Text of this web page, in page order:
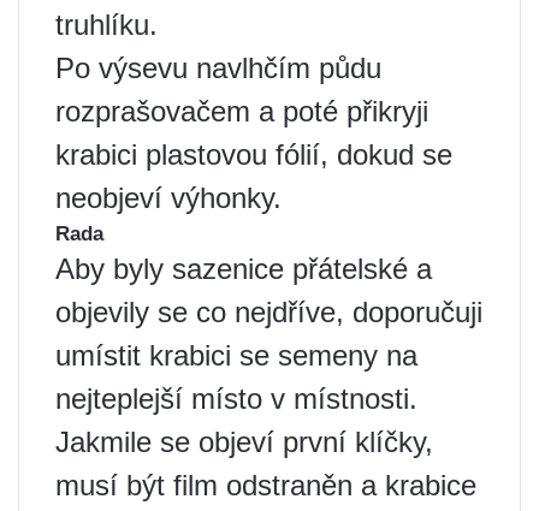
truhlíku.
Po výsevu navlhčím půdu
rozprašovačem a poté přikryji
krabici plastovou fólií, dokud se
neobjeví výhonky.
Rada
Aby byly sazenice přátelské a
objevily se co nejdříve, doporučuji
umístit krabici se semeny na
nejteplejší místo v místnosti.
Jakmile se objeví první klíčky,
musí být film odstraněn a krabice